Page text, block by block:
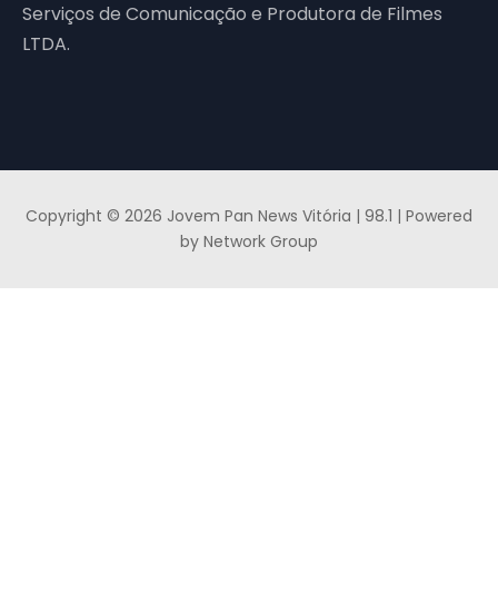
Serviços de Comunicação e Produtora de Filmes
LTDA.
Copyright © 2026 Jovem Pan News Vitória | 98.1 | Powered
by Network Group